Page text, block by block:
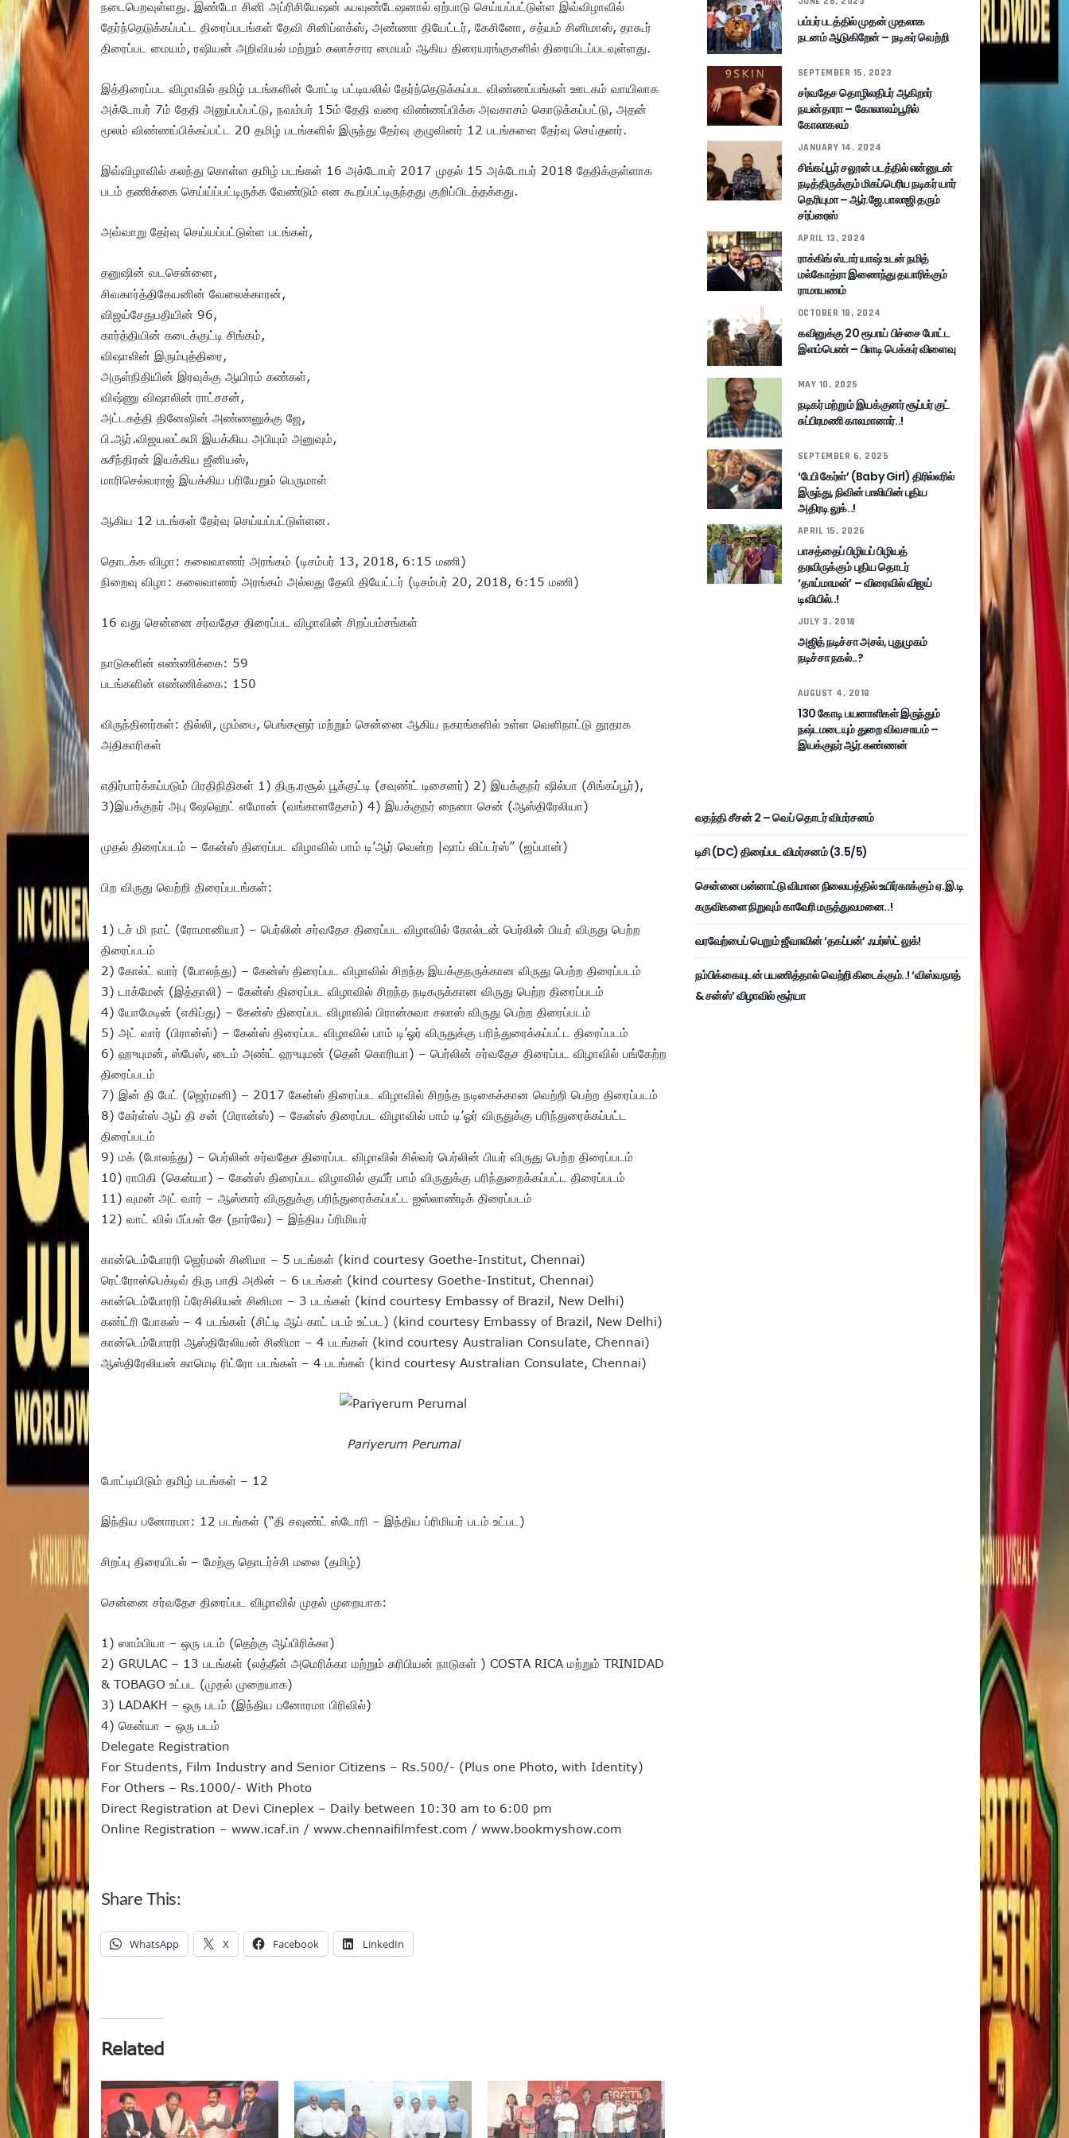
நடைபெறவுள்ளது. இண்டோ சினி அப்ரிசியேஷன் ஃபவுண்டேஷனால் ஏற்பாடு செய்யப்பட்டுள்ள இவ்விழாவில்
தேர்ந்தெடுக்கப்பட்ட திரைப்படங்கள் தேவி சினிப்ளக்ஸ், அண்ணா தியேட்டர், கேசினோ, சத்யம் சினிமாஸ், தாகூர்
திரைப்பட மையம், ரஷியன் அறிவியல் மற்றும் கலாச்சார மையம் ஆகிய திரையரங்குகளில் திரையிடப்படவுள்ளது.
இத்திரைப்பட விழாவில் தமிழ் படங்களின் போட்டி பட்டியலில் தேர்ந்தெடுக்கப்பட விண்ணப்பங்கள் ஊடகம் வாயிலாக
அக்டோபர் 7ம் தேதி அனுப்பப்பட்டு, நவம்பர் 15ம் தேதி வரை விண்ணப்பிக்க அவகாசம் கொடுக்கப்பட்டு, அதன்
மூலம் விண்ணப்பிக்கப்பட்ட 20 தமிழ் படங்களில் இருந்து தேர்வு குழுவினர் 12 படங்களை தேர்வு செய்தனர்.
இவ்விழாவில் கலந்து கொள்ள தமிழ் படங்கள் 16 அக்டோபர் 2017 முதல் 15 அக்டோபர் 2018 தேதிக்குள்ளாக
படம் தணிக்கை செய்ய்ப்பட்டிருக்க வேண்டும் என கூறப்பட்டிருந்தது குறிப்பிடத்தக்கது.
அவ்வாறு தேர்வு செய்யப்பட்டுள்ள படங்கள்,
தனுஷின் வடசென்னை,
சிவகார்த்திகேயனின் வேலைக்காரன்,
விஜய்சேதுபதியின் 96,
கார்த்தியின் கடைக்குட்டி சிங்கம்,
விஷாலின் இரும்புத்திரை,
அருள்நிதியின் இரவுக்கு ஆயிரம் கண்கள்,
விஷ்ணு விஷாலின் ராட்சசன்,
அட்டகத்தி தினேஷின் அண்ணனுக்கு ஜே,
பி.ஆர்.விஜயலட்சுமி இயக்கிய அபியும் அனுவும்,
சுசீந்திரன் இயக்கிய ஜீனியஸ்,
மாரிசெல்வராஜ் இயக்கிய பரியேறும் பெருமாள்
ஆகிய 12 படங்கள் தேர்வு செய்யப்பட்டுள்ளன.
தொடக்க விழா: கலைவாணர் அரங்கம் (டிசம்பர் 13, 2018, 6:15 மணி)
நிறைவு விழா: கலைவாணர் அரங்கம் அல்லது தேவி தியேட்டர் (டிசம்பர் 20, 2018, 6:15 மணி)
16 வது சென்னை சர்வதேச திரைப்பட விழாவின் சிறப்பம்சங்கள்
நாடுகளின் எண்ணிக்கை: 59
படங்களின் எண்ணிக்கை: 150
விருந்தினர்கள்: தில்லி, மும்பை, பெங்களூர் மற்றும் சென்னை ஆகிய நகரங்களில் உள்ள வெளிநாட்டு தூதரக
அதிகாரிகள்
எதிர்பார்க்கப்படும் பிரதிநிதிகள் 1) திரு.ரசூல் பூக்குட்டி (சவுண்ட் டிசைனர்) 2) இயக்குநர் ஷில்பா (சிங்கப்பூர்),
3)இயக்குநர் அபு ஷேஹெட் எமோன் (வங்காளதேசம்) 4) இயக்குநர் நைனா சென் (ஆஸ்திரேலியா)
முதல் திரைப்படம் – கேன்ஸ் திரைப்பட விழாவில் பாம் டி’ஆர் வென்ற |ஷாப் லிப்டர்ஸ்” (ஜப்பான்)
பிற விருது வெற்றி திரைப்படங்கள்:
1) டச் மி நாட் (ரோமானியா) – பெர்லின் சர்வதேச திரைப்பட விழாவில் கோல்டன் பெர்லின் பியர் விருது பெற்ற
திரைப்படம்
2) கோல்ட் வார் (போலந்து) – கேன்ஸ் திரைப்பட விழாவில் சிறந்த இயக்குநருக்கான விருது பெற்ற திரைப்படம்
3) டாக்மேன் (இத்தாலி) – கேன்ஸ் திரைப்பட விழாவில் சிறந்த நடிகருக்கான விருது பெற்ற திரைப்படம்
4) யோமேடின் (எகிப்து) – கேன்ஸ் திரைப்பட விழாவில் பிரான்சுவா சலாஸ் விருது பெற்ற திரைப்படம்
5) அட் வார் (பிரான்ஸ்) – கேன்ஸ் திரைப்பட விழாவில் பாம் டி’ஓர் விருதுக்கு பரிந்துரைக்கப்பட்ட திரைப்படம்
6) ஹுயுமன், ஸ்பேஸ், டைம் அண்ட் ஹுயுமன் (தென் கொரியா) – பெர்லின் சர்வதேச திரைப்பட விழாவில் பங்கேற்ற
திரைப்படம்
7) இன் தி பேட் (ஜெர்மனி) – 2017 கேன்ஸ் திரைப்பட விழாவில் சிறந்த நடிகைக்கான வெற்றி பெற்ற திரைப்படம்
8) கேர்ள்ஸ் ஆப் தி சன் (பிரான்ஸ்) – கேன்ஸ் திரைப்பட விழாவில் பாம் டி’ஓர் விருதுக்கு பரிந்துரைக்கப்பட்ட
திரைப்படம்
9) மக் (போலந்து) – பெர்லின் சர்வதேச திரைப்பட விழாவில் சில்வர் பெர்லின் பியர் விருது பெற்ற திரைப்படம்
10) ராபிகி (கென்யா) – கேன்ஸ் திரைப்பட விழாவில் குயீர் பாம் விருதுக்கு பரிந்துறைக்கப்பட்ட திரைப்படம்
11) வுமன் அட் வார் – ஆஸ்கார் விருதுக்கு பரிந்துரைக்கப்பட்ட ஐஸ்லாண்டிக் திரைப்படம்
12) வாட் வில் பீப்பள் சே (நார்வே) – இந்திய ப்ரிமியர்
கான்டெம்போரரி ஜெர்மன் சினிமா – 5 படங்கள் (kind courtesy Goethe-Institut, Chennai)
ரெட்ரோஸ்பெக்டிவ் திரு பாதி அகின் – 6 படங்கள் (kind courtesy Goethe-Institut, Chennai)
கான்டெம்போரரி ப்ரேசிலியன் சினிமா – 3 படங்கள் (kind courtesy Embassy of Brazil, New Delhi)
கண்ட்ரி போகஸ் – 4 படங்கள் (சிட்டி ஆப் காட் படம் உட்பட) (kind courtesy Embassy of Brazil, New Delhi)
கான்டெம்போரரி ஆஸ்திரேலியன் சினிமா – 4 படங்கள் (kind courtesy Australian Consulate, Chennai)
ஆஸ்திரேலியன் காமெடி ரிட்ரோ படங்கள் – 4 படங்கள் (kind courtesy Australian Consulate, Chennai)
Pariyerum Perumal
போட்டியிடும் தமிழ் படங்கள் – 12
இந்திய பனோரமா: 12 படங்கள் (“தி சவுண்ட் ஸ்டோரி – இந்திய ப்ரிமியர் படம் உட்பட)
சிறப்பு திரையிடல் – மேற்கு தொடர்ச்சி மலை (தமிழ்)
சென்னை சர்வதேச திரைப்பட விழாவில் முதல் முறையாக:
1) ஸாம்பியா – ஒரு படம் (தெற்கு ஆப்பிரிக்கா)
2) GRULAC – 13 படங்கள் (லத்தீன் அமெரிக்கா மற்றும் கரிபியன் நாடுகள் ) COSTA RICA மற்றும் TRINIDAD
& TOBAGO உட்பட (முதல் முறையாக)
3) LADAKH – ஒரு படம் (இந்திய பனோரமா பிரிவில்)
4) கென்யா – ஒரு படம்
Delegate Registration
For Students, Film Industry and Senior Citizens – Rs.500/- (Plus one Photo, with Identity)
For Others – Rs.1000/- With Photo
Direct Registration at Devi Cineplex – Daily between 10:30 am to 6:00 pm
Online Registration – www.icaf.in / www.chennaifilmfest.com / www.bookmyshow.com
Share This:
WhatsApp X Facebook LinkedIn
Related
பம்பர் படத்தில் முதன் முதலாக
நடனம் ஆடுகிறேன் – நடிகர் வெற்றி
SEPTEMBER 15, 2023
சர்வதேச தொழிலதிபர் ஆகிறார்
நயன்தாரா – கோலாலம்பூரில்
கோலாகலம்
JANUARY 14, 2024
சிங்கப்பூர் சலூன் படத்தில் என்னுடன்
நடித்திருக்கும் மிகப்பெரிய நடிகர் யார்
தெரியுமா – ஆர்.ஜே.பாலாஜி தரும்
சர்ப்ரைஸ்
APRIL 13, 2024
ராக்கிங் ஸ்டார் யாஷ் உடன் நமித்
மல்கோத்ரா இணைந்து தயாரிக்கும்
ராமாயணம்
OCTOBER 18, 2024
கவினுக்கு 20 ரூபாய் பிச்சை போட்ட
இளம்பெண் – பிளடி பெக்கர் விளைவு
MAY 10, 2025
நடிகர் மற்றும் இயக்குனர் சூப்பர் குட்
சுப்பிரமணி காலமானார்..!
SEPTEMBER 6, 2025
‘பேபி கேர்ள்’ (Baby Girl) திரில்லரில்
இருந்து, நிவின் பாலியின் புதிய
அதிரடி லுக்..!
APRIL 15, 2026
பாசத்தைப் பிழியப் பிழியத்
தரவிருக்கும் புதிய தொடர்
‘தாய்மாமன்’ – விரைவில் விஜய்
டிவியில்..!
JULY 3, 2018
அஜித் நடிச்சா அசல், புதுமுகம்
நடிச்சா நகல்..?
AUGUST 4, 2018
130 கோடி பயனாளிகள் இருந்தும்
நஷ்டமடையும் துறை விவசாயம் –
இயக்குநர் ஆர்.கண்ணன்
வதந்தி சீசன் 2 – வெப் தொடர் விமர்சனம்
டிசி (DC) திரைப்பட விமர்சனம் (3.5/5)
சென்னை பன்னாட்டு விமான நிலையத்தில் உயிர்காக்கும் ஏ.இ.டி
கருவிகளை நிறுவும் காவேரி மருத்துவமனை..!
வரவேற்பைப் பெறும் ஜீவாவின் ‘தகப்பன்’ ஃபர்ஸ்ட் லுக்!
நம்பிக்கையுடன் பயணித்தால் வெற்றி கிடைக்கும்..! ‘விஸ்வநாத்
& சன்ஸ்’ விழாவில் சூர்யா